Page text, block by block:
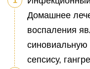
Домашнее
воспаления
синовиальную
сепсису,